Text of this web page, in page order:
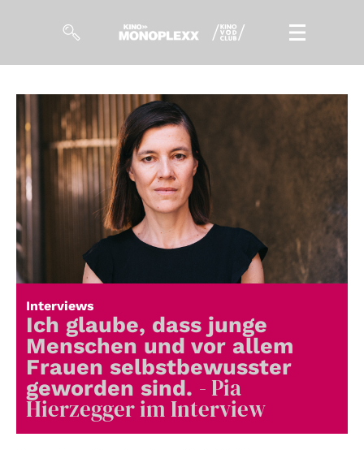
Filme
Magazin
Kuratierungen
Events
So geht’s
Filmpakete
Gutscheine
& Filmpässe
Account
Suche
Interviews
Ich glaube, dass junge
Menschen und vor allem
Frauen selbstbewusster
geworden sind. - Pia
Hierzegger im Interview